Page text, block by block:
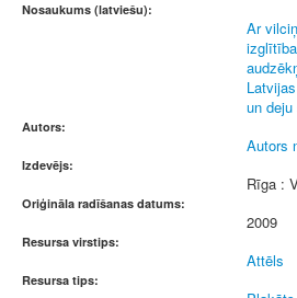
Nosaukums (latviešu):
Ar
un
Autors:
Autors
Izdevējs:
Rīga :
Oriģināla radīšanas datums:
2009
Resursa virstips:
Attēls
Resursa tips: